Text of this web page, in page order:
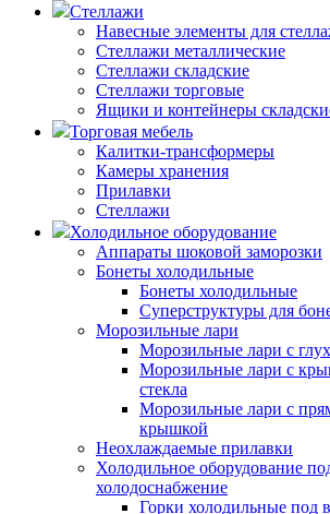
Стеллажи
Навесные элементы для
Стеллажи металлические
Стеллажи складские
Стеллажи торговые
Ящики и контейнеры
Торговая мебель
Калитки-трансформеры
Камеры хранения
Прилавки
Стеллажи
Холодильное оборудование
Аппараты шоковой заморозки
Бонеты холодильные
Бонеты холодильные
Суперструктуры для
Морозильные лари
Морозильные лари с
Морозильные лари с
стекла
Морозильные лари с
крышкой
Неохлаждаемые прилавки
Холодильное оборудование
холодоснабжение
Горки холодильные под